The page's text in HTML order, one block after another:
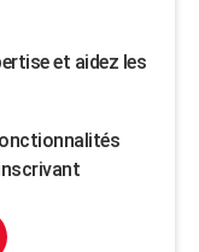
et aidez les